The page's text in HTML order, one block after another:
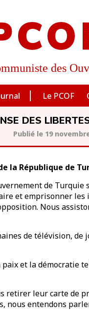
des
Le PCOF
DES
19
la République de
de
et emprisonner
Nous
de télévision, de
et la démocratie
retirer leur carte de
nous entendons